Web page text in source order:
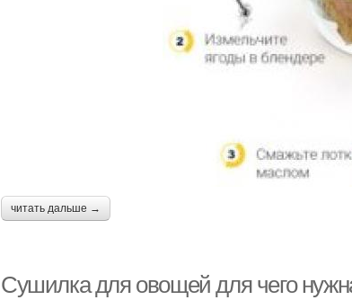
читать дальше →
Сушилка для овощей для чего